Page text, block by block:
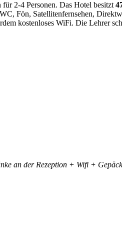
2-4 Personen. Das Hotel besitzt
Fön, Satellitenfernsehen,
kostenloses WiFi. Die Lehrer
an der Rezeption + Wifi +